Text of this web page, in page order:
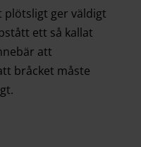
plötsligt ger väldigt
ett så kallat
att
bråcket måste